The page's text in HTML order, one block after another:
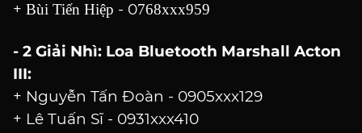
+ Bùi Tiến Hiệp - 0768xxx959
- 2 Giải Nhì: Loa Bluetooth Marshall Acton
III:
️+ Nguyễn Tấn Đoàn - 0905xxx129
+ Lê Tuấn Sĩ - 0931xxx410